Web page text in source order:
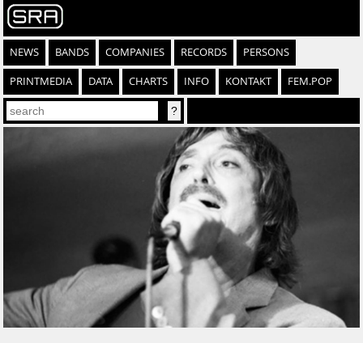
NEWS BANDS COMPANIES RECORDS PERSONS
PRINTMEDIA DATA CHARTS INFO KONTAKT FEM.POP